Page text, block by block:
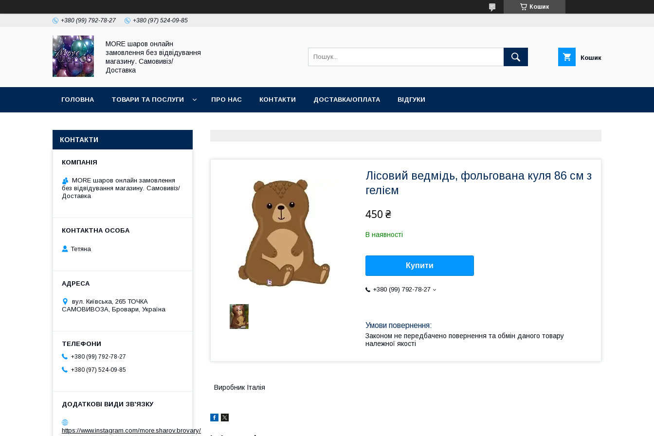
Кошик
+380 (99) 792-78-27 +380 (97) 524-09-85
MORE шаров онлайн
замовлення без відвідування
магазину. Самовивіз/
Доставка
Кошик
ГОЛОВНА ТОВАРИ ТА ПОСЛУГИ ПРО НАС КОНТАКТИ ДОСТАВКА/ОПЛАТА ВІДГУКИ
Лісовий ведмідь, фольгована куля 86 см з
гелієм
450 ₴
В наявності
Купити
+380 (99) 792-78-27
Законом не передбачено повернення та обмін даного товару
належної якості
Виробник Італія
КОНТАКТИ
MORE шаров онлайн замовлення
без відвідування магазину. Самовивіз/
Доставка
Тетяна
вул. Київська, 265 ТОЧКА
САМОВИВОЗА, Бровари, Україна
+380 (99) 792-78-27
+380 (97) 524-09-85
https://www.instagram.com/more.sharov.brovary/